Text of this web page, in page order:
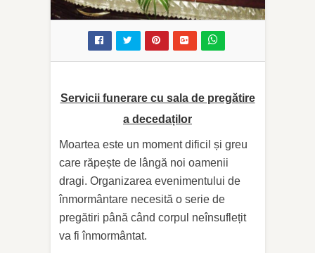
Servicii funerare cu sala de pregătire
a decedaților
Moartea este un moment dificil și greu
care răpește de lângă noi oamenii
dragi. Organizarea evenimentului de
înmormântare necesită o serie de
pregătiri până când corpul neînsuflețit
va fi înmormântat.